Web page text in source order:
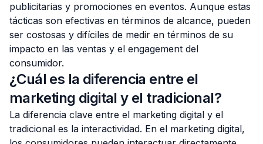
publicitarias y promociones en eventos. Aunque estas
tácticas son efectivas en términos de alcance, pueden
ser costosas y difíciles de medir en términos de su
impacto en las ventas y el engagement del
consumidor.
¿Cuál es la diferencia entre el
marketing digital y el tradicional?
La diferencia clave entre el marketing digital y el
tradicional es la interactividad. En el marketing digital,